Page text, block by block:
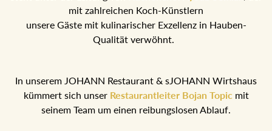
mit zahlreichen Koch-Künstlern
unsere Gäste mit kulinarischer Exzellenz in Hauben-
Qualität verwöhnt.
In unserem JOHANN Restaurant & sJOHANN Wirtshaus
kümmert sich unser Restaurantleiter Bojan Topic mit
seinem Team um einen reibungslosen Ablauf.